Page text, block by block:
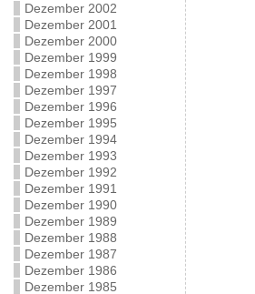
Dezember 2002
Dezember 2001
Dezember 2000
Dezember 1999
Dezember 1998
Dezember 1997
Dezember 1996
Dezember 1995
Dezember 1994
Dezember 1993
Dezember 1992
Dezember 1991
Dezember 1990
Dezember 1989
Dezember 1988
Dezember 1987
Dezember 1986
Dezember 1985